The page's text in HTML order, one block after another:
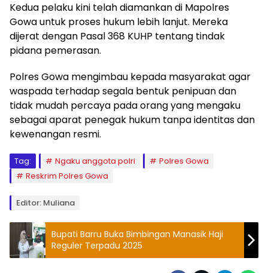
Kedua pelaku kini telah diamankan di Mapolres
Gowa untuk proses hukum lebih lanjut. Mereka
dijerat dengan Pasal 368 KUHP tentang tindak
pidana pemerasan.
Polres Gowa mengimbau kepada masyarakat agar
waspada terhadap segala bentuk penipuan dan
tidak mudah percaya pada orang yang mengaku
sebagai aparat penegak hukum tanpa identitas dan
kewenangan resmi.
Tag: Ngaku anggota polri
Polres Gowa
Reskrim Polres Gowa
Editor: Muliana
Bupati Barru Buka Bimbingan Manasik Haji
Reguler Terpadu 2025